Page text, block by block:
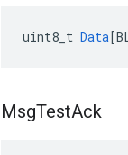
uint8_t Data[
MsgTestAck